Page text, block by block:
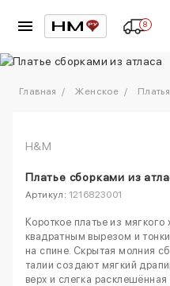
8
Главная Женское
H&M
Платье сборками из
Артикул: 1216823001
Короткое платье из мягкого
квадратным вырезом и
на спине. Скрытая молния
талии создают мягкий
верх и слегка